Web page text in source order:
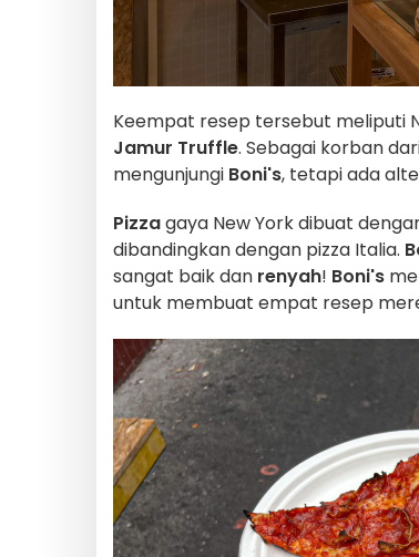
Keempat resep tersebut meliputi
Jamur Truffle. Sebagai korban
mengunjungi Boni's, tetapi ada
Pizzagaya New York dibuat
dibandingkan dengan pizza Italia.
sangat baik dan renyah! Boni's
untuk membuat empat resep